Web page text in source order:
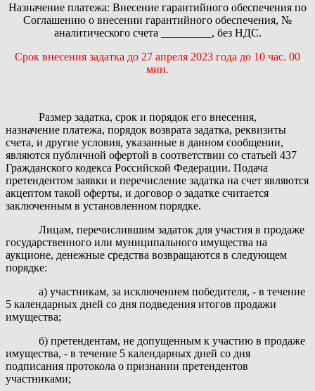
Назначение платежа: Внесение гарантийного обеспечения по
Соглашению о внесении гарантийного обеспечения, №
аналитического счета _________, без НДС.
Срок внесения задатка до 27 апреля 2023 года до 10 час. 00
мин.
Размер задатка, срок и порядок его внесения,
назначение платежа, порядок возврата задатка, реквизиты
счета, и другие условия, указанные в данном сообщении,
являются публичной офертой в соответствии со статьей 437
Гражданского кодекса Российской Федерации. Подача
претендентом заявки и перечисление задатка на счет являются
акцептом такой оферты, и договор о задатке считается
заключенным в установленном порядке.
Лицам, перечислившим задаток для участия в продаже
государственного или муниципального имущества на
аукционе, денежные средства возвращаются в следующем
порядке:
а) участникам, за исключением победителя, - в течение
5 календарных дней со дня подведения итогов продажи
имущества;
б) претендентам, не допущенным к участию в продаже
имущества, - в течение 5 календарных дней со дня
подписания протокола о признании претендентов
участниками;